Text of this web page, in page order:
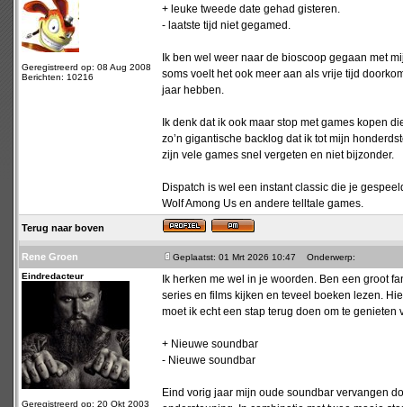
Geregistreerd op: 08 Aug 2008
Berichten: 10216
+ leuke tweede date gehad gisteren.
- laatste tijd niet gegamed.
Ik ben wel weer naar de bioscoop gegaan met
soms voelt het ook meer aan als vrije tijd
jaar hebben.
Ik denk dat ik ook maar stop met games kopen
zo’n gigantische backlog dat ik tot mijn
zijn vele games snel vergeten en niet bijzonder.
Dispatch is wel een instant classic die je
Wolf Among Us en andere telltale games.
Terug naar boven
Rene Groen Geplaatst: 01 Mrt 2026 10:47
Onderwerp:
Eindredacteur
Geregistreerd op: 20 Okt 2003
Ik herken me wel in je woorden. Ben een groot
series en films kijken en teveel boeken lezen.
moet ik echt een stap terug doen om te
+ Nieuwe soundbar
- Nieuwe soundbar
Eind vorig jaar mijn oude soundbar vervangen